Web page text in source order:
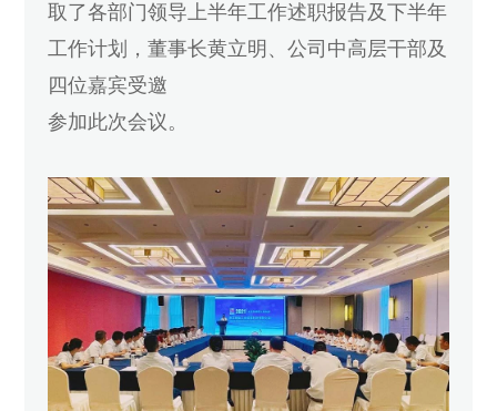
取了各部门领导上半年工作述职报告及下半年
工作计划，董事长黄立明、公司中高层干部及
四位嘉宾受邀
参加此次会议。